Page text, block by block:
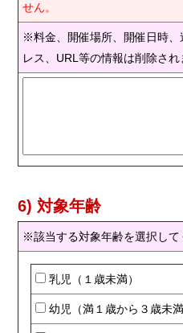
せん。
※料金、開催場所、開催日時、
レス、URL等の情報は削除され
6) 対象年齢
※該当する対象年齢を選択して
乳児（１歳未満）
幼児（満１歳から３歳未満